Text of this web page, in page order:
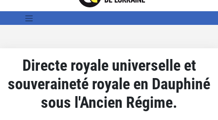
Directe royale universelle et
souveraineté royale en Dauphiné
sous l'Ancien Régime.